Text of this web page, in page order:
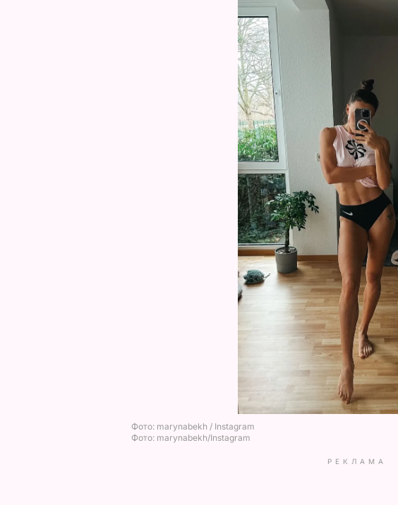
e
o
РЕКЛАМА